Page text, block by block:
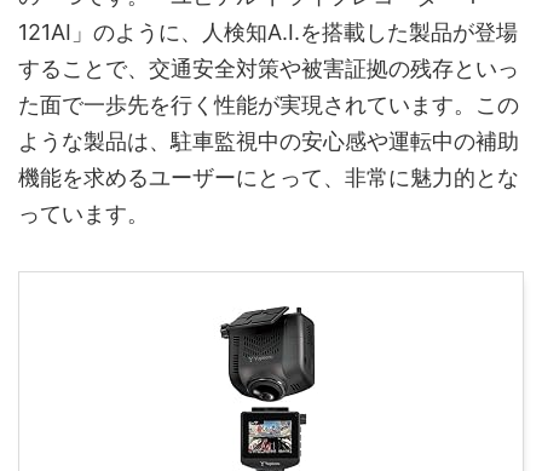
121AI」のように、人検知A.I.を搭載した製品が登場
することで、交通安全対策や被害証拠の残存といっ
た面で一歩先を行く性能が実現されています。この
ような製品は、駐車監視中の安心感や運転中の補助
機能を求めるユーザーにとって、非常に魅力的とな
っています。